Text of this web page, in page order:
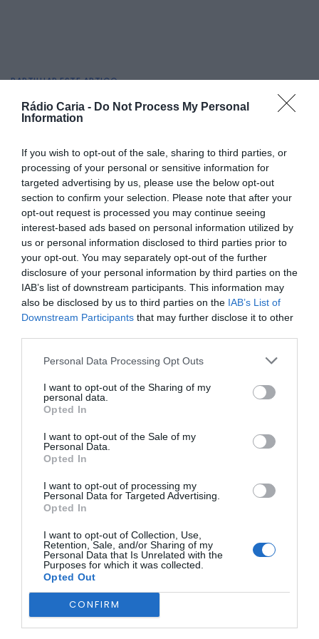
Rádio Caria - Do Not Process My Personal
Information
If you wish to opt-out of the sale, sharing to third parties, or
processing of your personal or sensitive information for
targeted advertising by us, please use the below opt-out
section to confirm your selection. Please note that after your
opt-out request is processed you may continue seeing
interest-based ads based on personal information utilized by
us or personal information disclosed to third parties prior to
your opt-out. You may separately opt-out of the further
disclosure of your personal information by third parties on the
IAB’s list of downstream participants. This information may
also be disclosed by us to third parties on the IAB’s List of
Downstream Participants that may further disclose it to other
Personal Data Processing Opt Outs
I want to opt-out of the Sharing of my
personal data.
Opted In
I want to opt-out of the Sale of my
Personal Data.
Opted In
I want to opt-out of processing my
Personal Data for Targeted Advertising.
Opted In
I want to opt-out of Collection, Use,
Retention, Sale, and/or Sharing of my
Personal Data that Is Unrelated with the
Purposes for which it was collected.
Opted Out
CONFIRM
A Casa da Cultura da Sertã acolhe, entre 7 de maio e 30 de
junho, a exposição “A Escola Expõe”, subordinada ao tema
“EuAlinho”, com enfoque especial no Ciclo do Linho. A
mostra resulta do Projeto Cultural de Escola (PCE), no
âmbito do Plano Nacional das Artes, e reúne cerca de 500
trabalhos dos alunos do Agrupamento de Escolas da Sertã
(AES), desde o pré-escolar ao ensino secundário.
O tema escolhido — o Ciclo do Linho — representa um
elemento identitário do património cultural local, tendo
sido trabalhado de forma interdisciplinar por toda a
comunidade escolar. Os alunos tiveram a oportunidade de
participar em sessões práticas com as artesãs locais Luísa
Francisco e Carmina Alves, do NuMoas, bem como em
atividades com a designer têxtil Vera Loureiro, em
A exposição inclui ilustrações, tapeçarias, bordados, vídeos
e coreografias que abordam a temática da produção do
linho, e será rotativa, permitindo a apresentação faseada
dos diversos trabalhos.
A iniciativa conta com a colaboração da Rede de
Bibliotecas da Sertã e do Município, e pretende valorizar a
cultura local e fomentar o contacto dos mais jovens com
as tradições da região.
A mostra pode ser visitada nos dias úteis entre as 9h00 e
as 17h00, e aos fins de semana quando decorrem eventos
na Casa da Cultura.
PARTILHAR ESTE ARTIGO
Facebook
Mastodon
Email
Share